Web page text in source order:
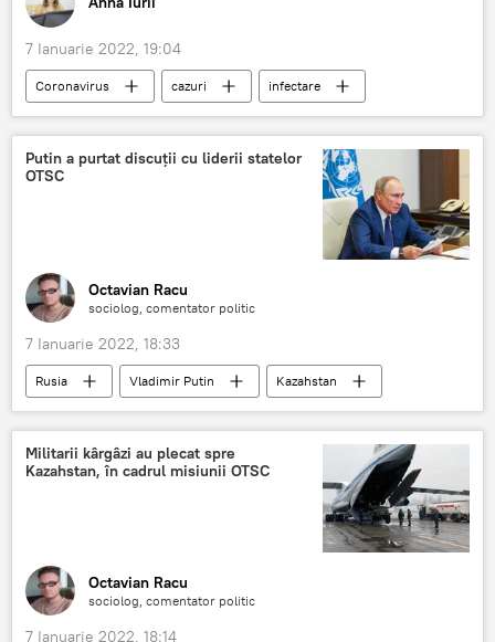
7 Ianuarie 2022, 19:04
Coronavirus cazuri
infectare
COVID-19
Putin a purtat discuții cu liderii statelor
OTSC
Octavian Racu
sociolog, comentator politic
7 Ianuarie 2022, 18:33
Rusia Vladimir Putin
Kazahstan
OTSC
Militarii kârgâzi au plecat spre
Kazahstan, în cadrul misiunii OTSC
Octavian Racu
sociolog, comentator politic
7 Ianuarie 2022, 18:14